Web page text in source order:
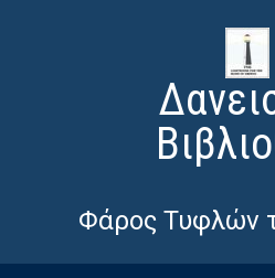
Φάρος Τυφλών